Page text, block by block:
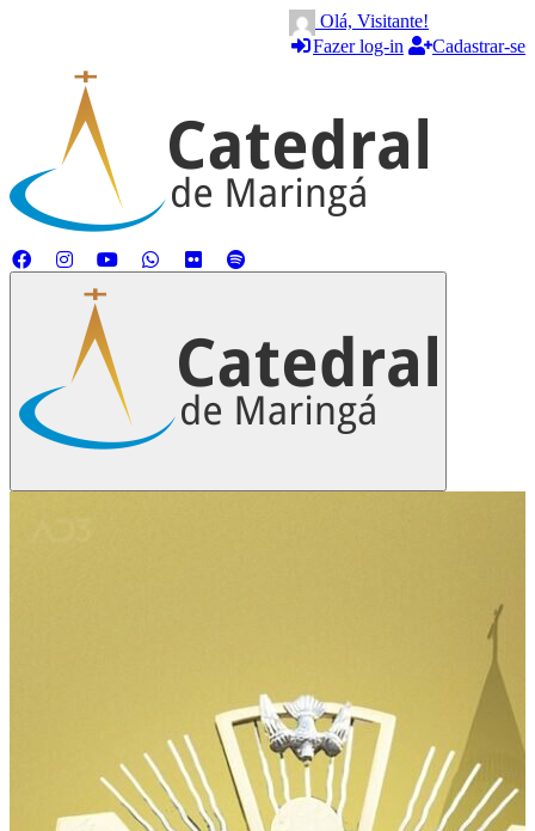
Olá, Visitante!
Fazer log-in
Cadastrar-se